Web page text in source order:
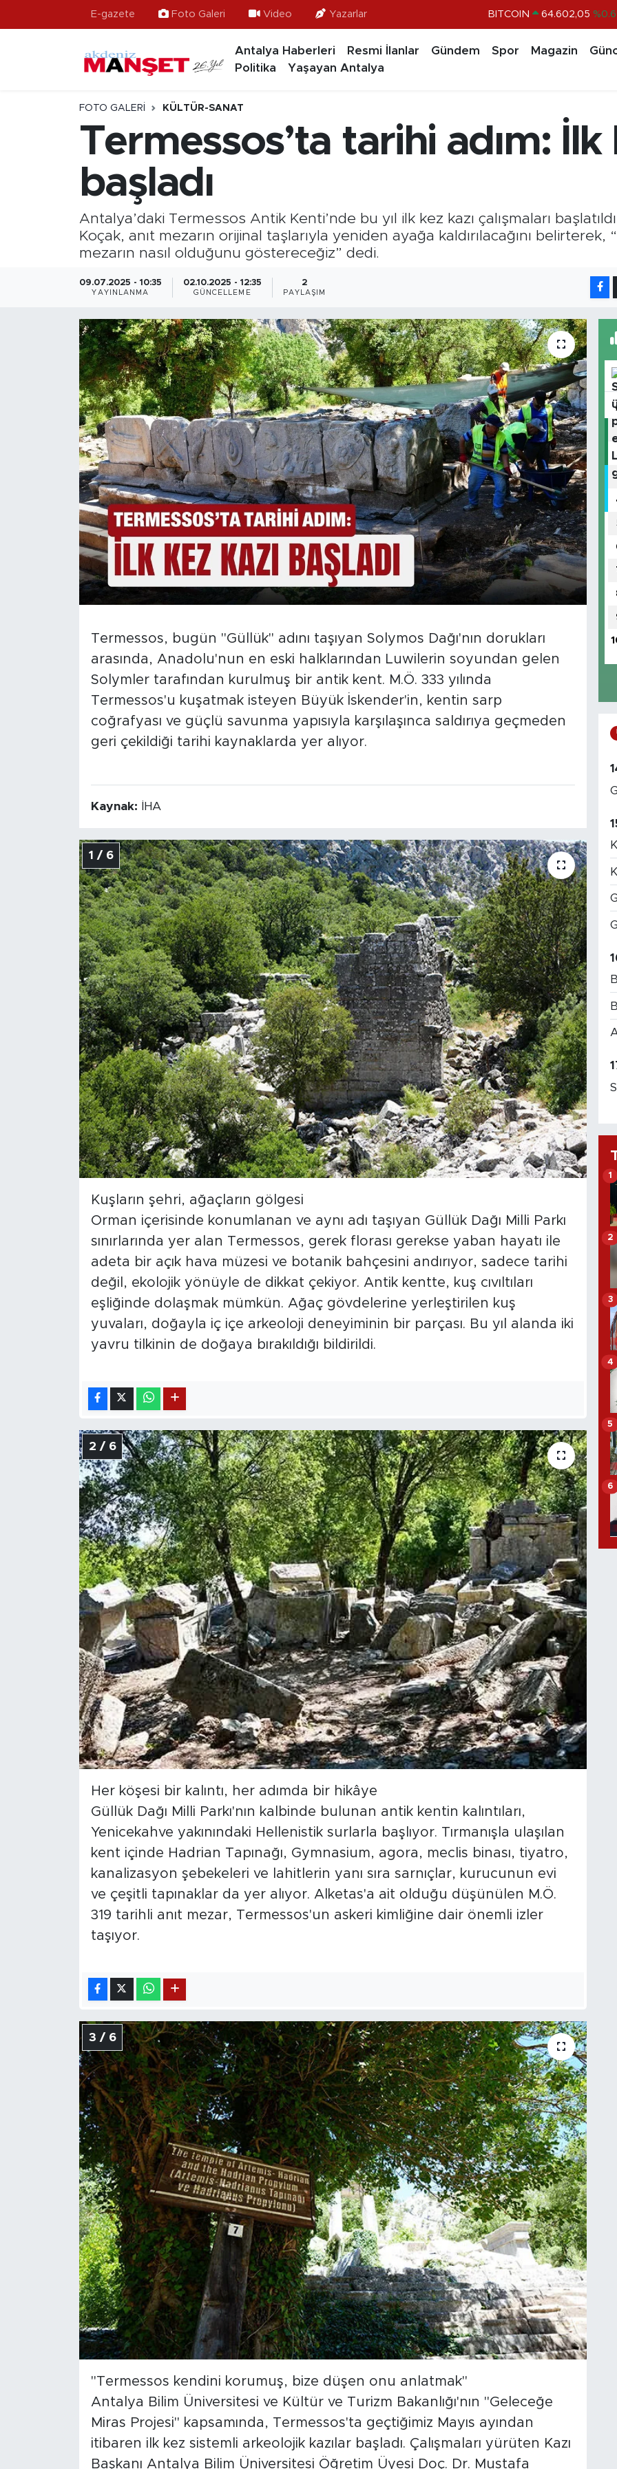
E-gazete Foto Galeri Video Yazarlar DOLAR 47,5986
BITCOIN 64.602,05
Antalya Haberleri Resmi İlanlar Gündem Spor Magazin
Politika
Yaşayan Antalya
FOTO GALERI KÜLTÜR-SANAT
Termessos’ta tarihi adım: İlk
başladı
Antalya’daki Termessos Antik Kenti’nde bu yıl ilk kez kazı çalışmaları
Koçak, anıt mezarın orijinal taşlarıyla yeniden ayağa kaldırılacağını
mezarın nasıl olduğunu göstereceğiz” dedi.
09.07.2025 - 10:35
YAYINLANMA
02.10.2025 - 12:35
GÜNCELLEME
2
PAYLAŞIM
Termessos, bugün "Güllük" adını taşıyan Solymos Dağı'nın dorukları
arasında, Anadolu'nun en eski halklarından Luwilerin soyundan gelen
Solymler tarafından kurulmuş bir antik kent. M.Ö. 333 yılında
Termessos'u kuşatmak isteyen Büyük İskender'in, kentin sarp
coğrafyası ve güçlü savunma yapısıyla karşılaşınca saldırıya geçmeden
geri çekildiği tarihi kaynaklarda yer alıyor.
Kaynak: İHA
1 / 6
Kuşların şehri, ağaçların gölgesi
Orman içerisinde konumlanan ve aynı adı taşıyan Güllük Dağı Milli Parkı
sınırlarında yer alan Termessos, gerek florası gerekse yaban hayatı ile
adeta bir açık hava müzesi ve botanik bahçesini andırıyor, sadece tarihi
değil, ekolojik yönüyle de dikkat çekiyor. Antik kentte, kuş cıvıltıları
eşliğinde dolaşmak mümkün. Ağaç gövdelerine yerleştirilen kuş
yuvaları, doğayla iç içe arkeoloji deneyiminin bir parçası. Bu yıl alanda iki
yavru tilkinin de doğaya bırakıldığı bildirildi.
2 / 6
Her köşesi bir kalıntı, her adımda bir hikâye
Güllük Dağı Milli Parkı'nın kalbinde bulunan antik kentin kalıntıları,
Yenicekahve yakınındaki Hellenistik surlarla başlıyor. Tırmanışla ulaşılan
kent içinde Hadrian Tapınağı, Gymnasium, agora, meclis binası, tiyatro,
kanalizasyon şebekeleri ve lahitlerin yanı sıra sarnıçlar, kurucunun evi
ve çeşitli tapınaklar da yer alıyor. Alketas'a ait olduğu düşünülen M.Ö.
319 tarihli anıt mezar, Termessos'un askeri kimliğine dair önemli izler
taşıyor.
3 / 6
"Termessos kendini korumuş, bize düşen onu anlatmak"
Antalya Bilim Üniversitesi ve Kültür ve Turizm Bakanlığı'nın "Geleceğe
Miras Projesi" kapsamında, Termessos'ta geçtiğimiz Mayıs ayından
itibaren ilk kez sistemli arkeolojik kazılar başladı. Çalışmaları yürüten Kazı
Başkanı Antalya Bilim Üniversitesi Öğretim Üyesi Doç. Dr. Mustafa
1
2
3
4
5
6
Ekonomi
Kültür- Sanat
Magazin
Özel Haber
Politika
Resmi İlanlar
Turizm
Hava Durumu
Tüm Manşetler
Son Dakika Haberleri